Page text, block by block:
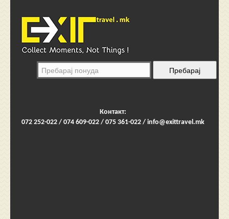
Контакт:
072 252-022 / 074 609-022 / 075 361-022 / info@exittravel.mk